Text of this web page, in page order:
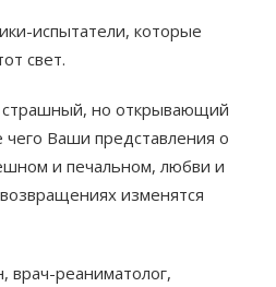
испытатели, которые
свет.
но открывающий
Ваши представления о
и печальном, любви и
изменятся
реаниматолог,